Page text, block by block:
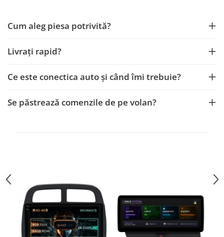
Mitsubishi
Land Rover
Mazda
Isuzu
Chrysler
Subaru
Cum aleg piesa potrivită?
Livrați rapid?
Ce este conectica auto și când îmi trebuie?
Se păstrează comenzile de pe volan?